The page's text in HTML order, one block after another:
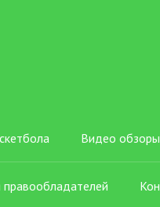
Видео
правообладателей